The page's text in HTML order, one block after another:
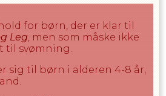
hvor vanddybden er 90 cm
minimumshøjde for
er 1 meter
for nogen børn. Vi anbefaler
for øget komfort og
for børn, der er klar til
Leg, men som måske ikke
til svømning.
sig til børn i alderen 4-8 år,